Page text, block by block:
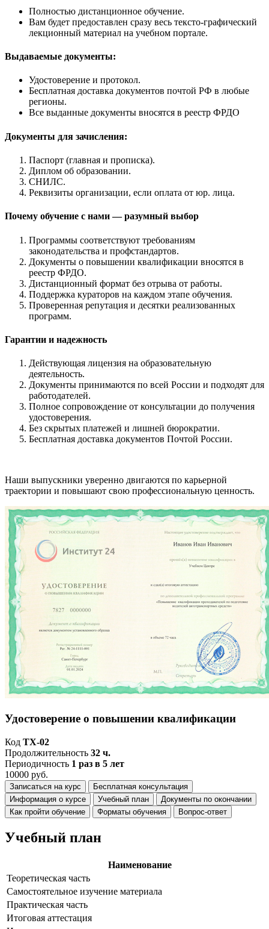
Полностью дистанционное обучение.
Вам будет предоставлен сразу весь тексто-графический
лекционный материал на учебном портале.
Выдаваемые документы:
Удостоверение и протокол.
Бесплатная доставка документов почтой РФ в любые
регионы.
Все выданные документы вносятся в реестр ФРДО
Документы для зачисления:
Паспорт (главная и прописка).
Диплом об образовании.
СНИЛС.
Реквизиты организации, если оплата от юр. лица.
Почему обучение с нами — разумный выбор
Программы соответствуют требованиям
законодательства и профстандартов.
Документы о повышении квалификации вносятся в
реестр ФРДО.
Дистанционный формат без отрыва от работы.
Поддержка кураторов на каждом этапе обучения.
Проверенная репутация и десятки реализованных
программ.
Гарантии и надежность
Действующая лицензия на образовательную
деятельность.
Документы принимаются по всей России и подходят для
работодателей.
Полное сопровождение от консультации до получения
удостоверения.
Без скрытых платежей и лишней бюрократии.
Бесплатная доставка документов Почтой России.
Наши выпускники уверенно двигаются по карьерной
траектории и повышают свою профессиональную ценность.
Удостоверение о повышении квалификации
Код ТХ-02
Продолжительность 32 ч.
Периодичность 1 раз в 5 лет
10000 руб.
Записаться на курс
Бесплатная консультация
Информация о курсе
Учебный план
Документы по окончании
Как пройти обучение
Форматы обучения Вопрос-ответ
Учебный план
Наименование
Теоретическая часть
Самостоятельное изучение материала
Практическая часть
Итоговая аттестация